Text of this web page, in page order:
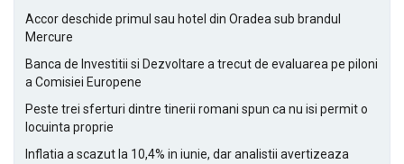
Accor deschide primul sau hotel din Oradea sub brandul
Mercure
Banca de Investitii si Dezvoltare a trecut de evaluarea pe piloni
a Comisiei Europene
Peste trei sferturi dintre tinerii romani spun ca nu isi permit o
locuinta proprie
Inflatia a scazut la 10,4% in iunie, dar analistii avertizeaza